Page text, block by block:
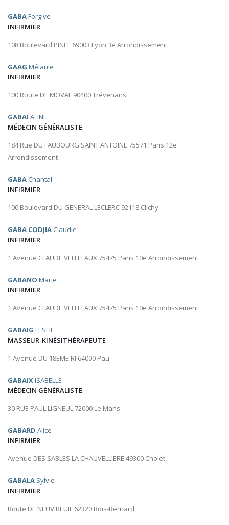
GABAForgive
INFIRMIER
108 Boulevard PINEL 69003 Lyon 3e Arrondissement
GAAG Mélanie
INFIRMIER
100 Route DE MOVAL 90400 Trévenans
GABAI ALINE
MÉDECIN GÉNÉRALISTE
184 Rue DU FAUBOURG SAINT ANTOINE 75571 Paris 12e
Arrondissement
GABA Chantal
INFIRMIER
100 Boulevard DU GENERAL LECLERC 92118 Clichy
GABA CODJIA Claudie
INFIRMIER
1 Avenue CLAUDE VELLEFAUX 75475 Paris 10e Arrondissement
GABANO Marie
INFIRMIER
1 Avenue CLAUDE VELLEFAUX 75475 Paris 10e Arrondissement
GABAIG LESLIE
MASSEUR-KINÉSITHÉRAPEUTE
1 Avenue DU 18EME RI 64000 Pau
GABAIXISABELLE
MÉDECIN GÉNÉRALISTE
30 RUE PAUL LIGNEUL 72000 Le Mans
GABARD Alice
INFIRMIER
Avenue DES SABLES LA CHAUVELLIERE 49300 Cholet
GABALA Sylvie
INFIRMIER
Route DE NEUVIREUIL 62320 Bois-Bernard